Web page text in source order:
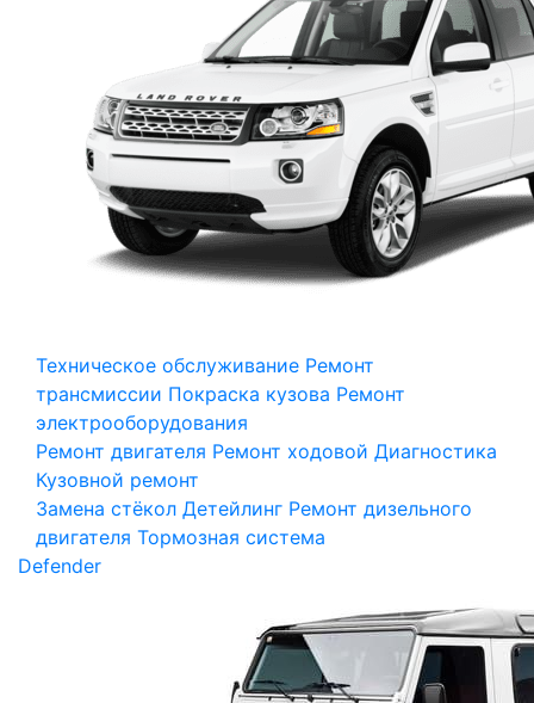
Техническое обслуживание Ремонт
трансмиссии Покраска кузова Ремонт
электрооборудования
Ремонт двигателя Ремонт ходовой Диагностика
Кузовной ремонт
Замена стёкол Детейлинг Ремонт дизельного
двигателя Тормозная система
Defender